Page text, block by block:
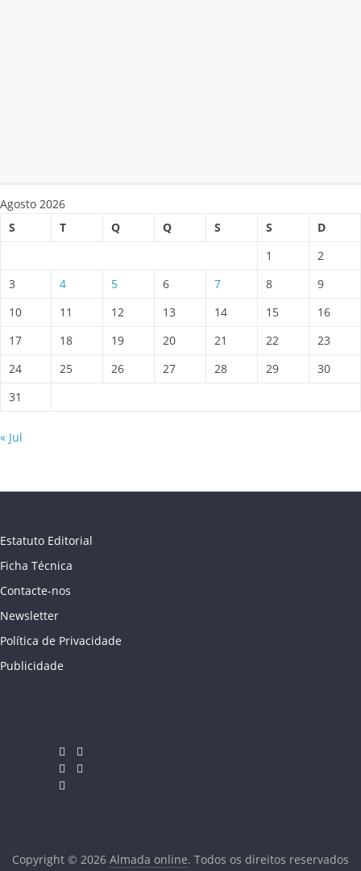
Agosto 2026
S
T Q Q S S
D
1
2
3
4 5 6 7 8
9
10
11 12 13 14 15
16
17
18 19 20 21 22
23
24
25 26 27 28 29
30
31
« Jul
Estatuto Editorial
Ficha Técnica
Contacte-nos
Newsletter
Política de Privacidade
Publicidade
Copyright © 2026 Almada online. Todos os direitos reservados